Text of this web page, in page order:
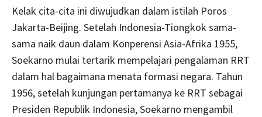
Kelak cita-cita ini diwujudkan dalam istilah Poros
Jakarta-Beijing. Setelah Indonesia-Tiongkok sama-
sama naik daun dalam Konperensi Asia-Afrika 1955,
Soekarno mulai tertarik mempelajari pengalaman RRT
dalam hal bagaimana menata formasi negara. Tahun
1956, setelah kunjungan pertamanya ke RRT sebagai
Presiden Republik Indonesia, Soekarno mengambil